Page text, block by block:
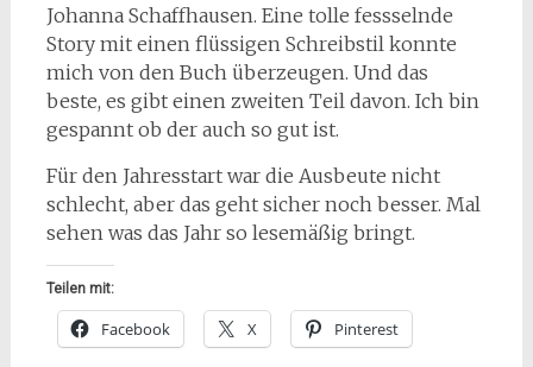
Johanna Schaffhausen. Eine tolle fessselnde
Story mit einen flüssigen Schreibstil konnte
mich von den Buch überzeugen. Und das
beste, es gibt einen zweiten Teil davon. Ich bin
gespannt ob der auch so gut ist.
Für den Jahresstart war die Ausbeute nicht
schlecht, aber das geht sicher noch besser. Mal
sehen was das Jahr so lesemäßig bringt.
Teilen mit:
Facebook X Pinterest